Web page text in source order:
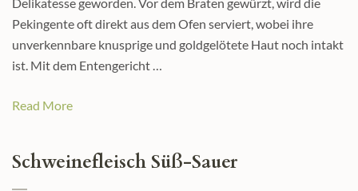
Pekingente oft direkt aus dem Ofen serviert, wobei ihre
unverkennbare knusprige und goldgelötete Haut noch intakt
ist. Mit dem Entengericht …
Read More
Schweinefleisch Süß-Sauer